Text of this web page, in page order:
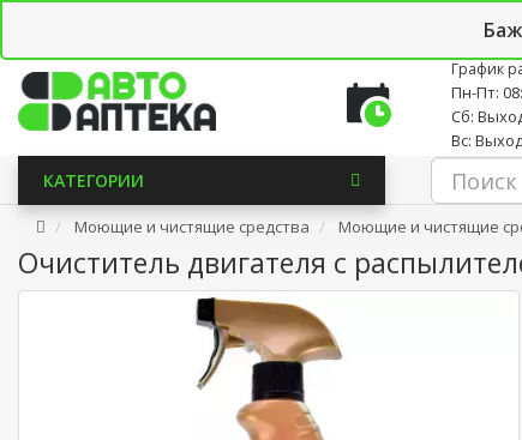
График
Пн-Пт:
Сб:
Вс:
КАТЕГОРИИ
Моющие и чистящие средства Моющие и чистящие
Очиститель двигателя с